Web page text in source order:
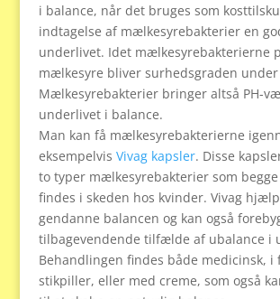
i balance, når det bruges som
indtagelse af mælkesyrebakterier en
underlivet. Idet mælkesyrebakterierne
mælkesyre bliver surhedsgraden under
Mælkesyrebakterier bringer altså PH-
underlivet i balance.
Man kan få mælkesyrebakterierne
eksempelvis Vivag kapsler. Disse
to typer mælkesyrebakterier som
findes i skeden hos kvinder. Vivag
gendanne balancen og kan også
tilbagevendende tilfælde af ubalance i
Behandlingen findes både medicinsk, i
stikpiller, eller med creme, som også